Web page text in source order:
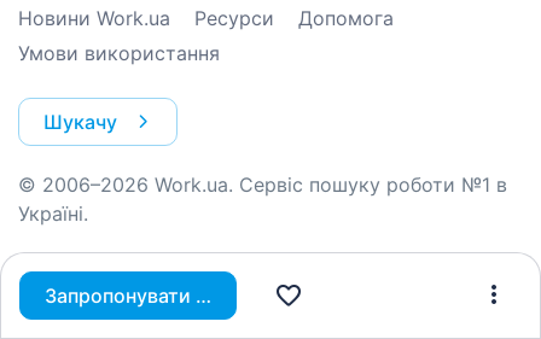
Запропонувати вакансію
Новини Work.ua
Ресурси
Допомога
Умови використання
Шукачу
© 2006–2026 Work.ua. Сервіс пошуку роботи №1 в
Україні.